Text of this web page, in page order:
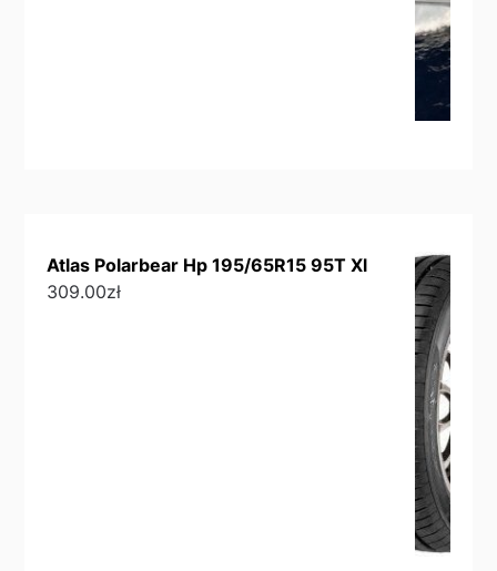
Atlas Polarbear Hp 195/65R15 95T Xl
309.00zł